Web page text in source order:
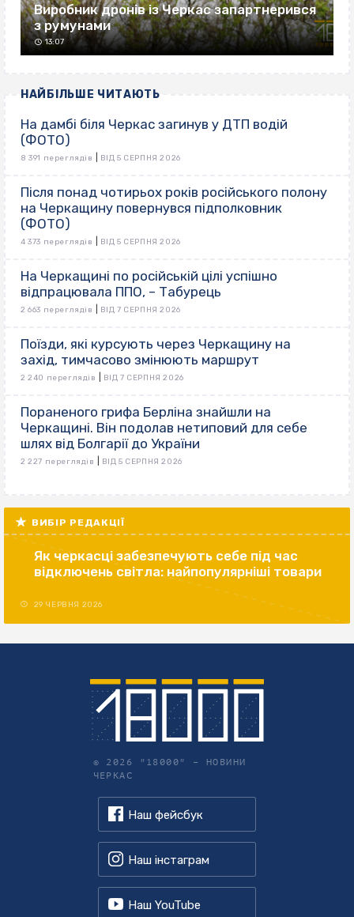
Виробник дронів із Черкас запартнерився
з румунами
13:07
НАЙБІЛЬШЕ ЧИТАЮТЬ
На дамбі біля Черкас загинув у ДТП водій
(ФОТО)
8 391 переглядів ВІД 5 СЕРПНЯ 2026
Після понад чотирьох років російського полону
на Черкащину повернувся підполковник
(ФОТО)
4 373 переглядів ВІД 5 СЕРПНЯ 2026
На Черкащині по російській цілі успішно
відпрацювала ППО, – Табурець
2 663 переглядів ВІД 7 СЕРПНЯ 2026
Поїзди, які курсують через Черкащину на
захід, тимчасово змінюють маршрут
2 240 переглядів ВІД 7 СЕРПНЯ 2026
Пораненого грифа Берліна знайшли на
Черкащині. Він подолав нетиповий для себе
шлях від Болгарії до України
2 227 переглядів ВІД 5 СЕРПНЯ 2026
ВИБІР РЕДАКЦІЇ
Як черкасці забезпечують себе під час
відключень світла: найпопулярніші товари
29 ЧЕРВНЯ 2026
© 2026 "18000" – НОВИНИ
ЧЕРКАС
Наш фейсбук
Наш інстаграм
Наш YouTube